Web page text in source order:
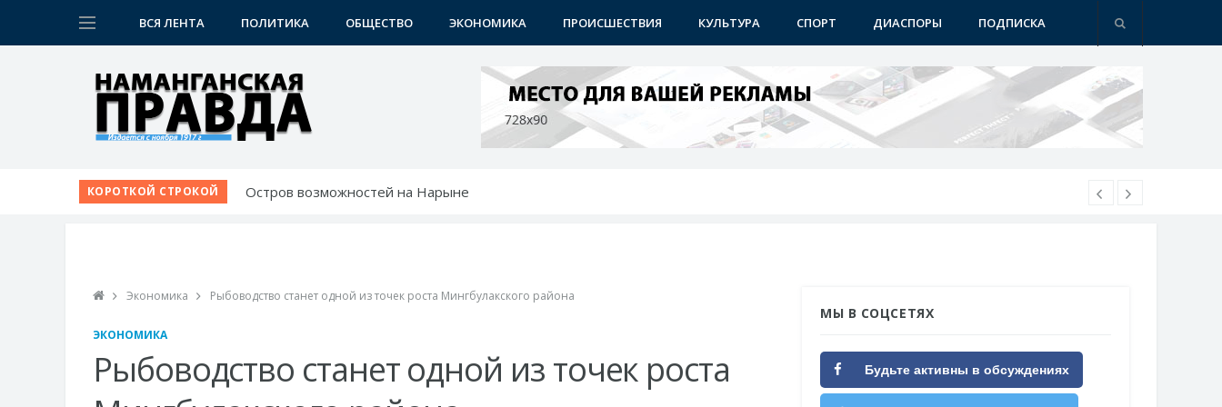
ВСЯ ЛЕНТА ПОЛИТИКА ОБЩЕСТВО ЭКОНОМИКА ПРОИСШЕСТВИЯ КУЛЬТУРА СПОРТ ДИАСПОРЫ ПОДПИСКА
КОРОТКОЙ СТРОКОЙ
Остров возможностей на Нарыне
Новые дороги и рабочие места: проекты Учкургана набирают темп
Экономика Рыбоводство станет одной из точек роста Мингбулакского района
ЭКОНОМИКА
Рыбоводство станет одной из точек роста
МЫ В СОЦСЕТЯХ
Будьте активны в обсуждениях